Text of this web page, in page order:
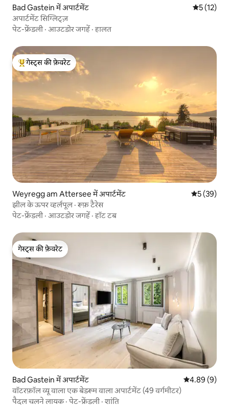
Bad Gastein में अपार्टमेंट औसत रेटिंग
5 (12)
अपार्टमेंट सिग्लिट्ज़
पेट-फ्रेंडली · आउटडोर जगहें ·हालत
गेस्ट्स का टॉप फ़ेवरेट
गेस्ट्स की फ़ेवरेट
Weyregg am Attersee में अपार्टमेंट औसत रेटिंग
5 (39)
झील के ऊपर व्हर्लपूल · रूफ़ टैरेस
पेट-फ्रेंडली · आउटडोर जगहें ·हॉट टब
गेस्ट्स की फ़ेवरेट
गेस्ट्स की फ़ेवरेट
Bad Gastein में अपार्टमेंट औसत रेटिंग 5 में
4.89 (9)
वॉटरफ़ॉल व्यू वाला एक बेडरूम वाला अपार्टमेंट (49 वर्गमीटर)
पैदल चलने लायक·पेट-फ्रेंडली ·शांति